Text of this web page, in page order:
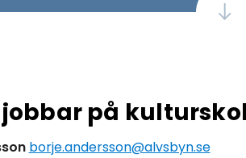
jobbar på
borje.andersson@alvsbyn.se